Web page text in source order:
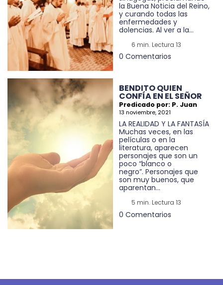
la Buena Noticia del Reino,
y curando todas las
enfermedades y
dolencias. Al ver a la...
6 min. Lectura 13
0 Comentarios
BENDITO QUIEN
CONFÍA EN EL SEÑOR
Predicado por: P. Juan
13 noviembre, 2021
LA REALIDAD Y LA FANTASÍA
Muchas veces, en las
películas o en la
literatura, aparecen
personajes que son un
poco “blanco o
negro”. Personajes que
son muy buenos, que
aparentan...
5 min. Lectura 13
0 Comentarios